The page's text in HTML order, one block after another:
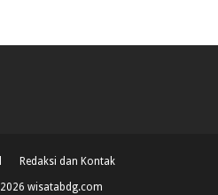
Redaksi dan Kontak
2026 wisatabdg.com